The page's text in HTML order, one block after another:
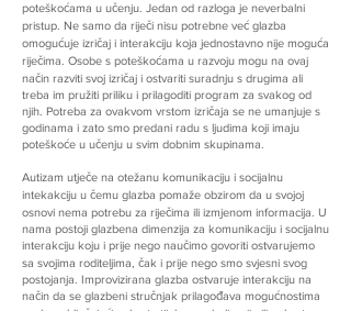
poteškoćama u učenju. Jedan od razloga je neverbalni
pristup. Ne samo da riječi nisu potrebne već glazba
omogućuje izričaj i interakciju koja jednostavno nije moguća
riječima. Osobe s poteškoćama u razvoju mogu na ovaj
način razviti svoj izričaj i ostvariti suradnju s drugima ali
treba im pružiti priliku i prilagoditi program za svakog od
njih. Potreba za ovakvom vrstom izričaja se ne umanjuje s
godinama i zato smo predani radu s ljudima koji imaju
poteškoće u učenju u svim dobnim skupinama.
Autizam utječe na otežanu komunikaciju i socijalnu
intekakciju u čemu glazba pomaže obzirom da u svojoj
osnovi nema potrebu za riječima ili izmjenom informacija. U
nama postoji glazbena dimenzija za komunikaciju i socijalnu
interakciju koju i prije nego naučimo govoriti ostvarujemo
sa svojima roditeljima, čak i prije nego smo svjesni svog
postojanja. Improvizirana glazba ostvaruje interakciju na
način da se glazbeni stručnjak prilagođava mogućnostima